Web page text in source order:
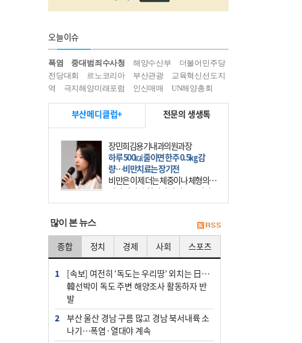
오늘이슈
폭염 중대범죄수사청 해양수산부
더불어민주당
전당대회
르노코리아 부산관광
교육혁신선도지
역
극지해양미래포럼 인신매매 UN해양총회
부산메디클럽+ 전문의 생생톡
장민희김용기내과의원과장
하루 500㎉ 줄이면 한주 0.5㎏ 감
량…비만치료는 장기전
비만은 이제 더는 체중이나 체형의 문
제가 아니다. 하나의 질병으로 인지
하고 치료와 관리를 해야 한다. 세계
많이 본 뉴스
종합 정치 경제 사회 스포츠
1
[속보] 여전히 ‘독도는 우리땅’ 외치는 日…
韓선박이 독도 주변 해양조사 활동하자 반
발
2
부산 울산 경남 구름 많고 경남 북서내륙 소
나기…폭염·열대야 계속